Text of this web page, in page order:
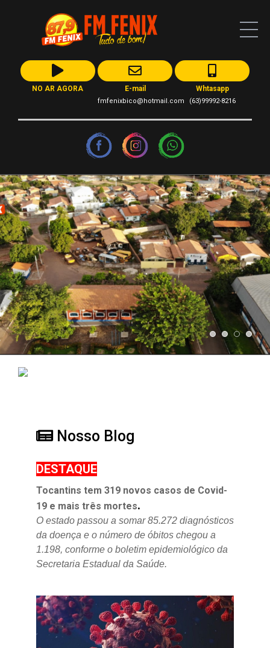
NO AR AGORA E-mail
fmfenixbico@hotmail.com
Whtasapp
(63)99992-8216
Nosso Blog
DESTAQUE
Tocantins tem 319 novos casos de Covid-
19 e mais três mortes.
O estado passou a somar 85.272 diagnósticos
da doença e o número de óbitos chegou a
1.198, conforme o boletim epidemiológico da
Secretaria Estadual da Saúde.